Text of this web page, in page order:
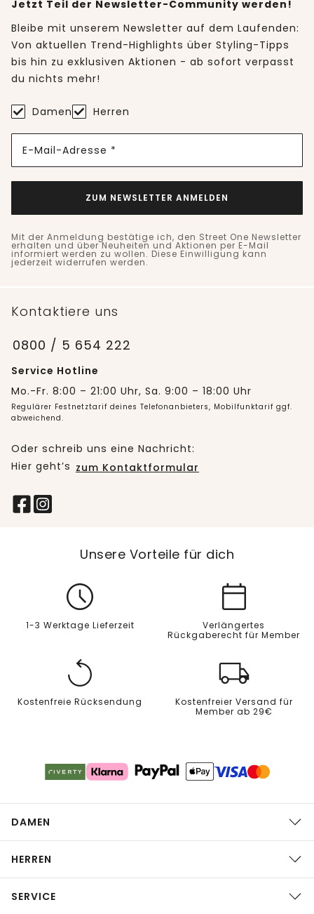
Jetzt Teil der Newsletter-Community werden!
Bleibe mit unserem Newsletter auf dem Laufenden:
Von aktuellen Trend-Highlights über Styling-Tipps
bis hin zu exklusiven Aktionen - ab sofort verpasst
du nichts mehr!
Damen Herren
E-Mail-Adresse *
ZUM NEWSLETTER ANMELDEN
Mit der Anmeldung bestätige ich, den Street One Newsletter
erhalten und über Neuheiten und Aktionen per E-Mail
informiert werden zu wollen. Diese Einwilligung kann
jederzeit widerrufen werden.
Kontaktiere uns
0800 / 5 654 222
Service Hotline
Mo.-Fr. 8:00 – 21:00 Uhr, Sa. 9:00 – 18:00 Uhr
Regulärer Festnetztarif deines Telefonanbieters, Mobilfunktarif ggf.
abweichend.
Oder schreib uns eine Nachricht:
Hier geht’s zum Kontaktformular
Unsere Vorteile für dich
1-3 Werktage Lieferzeit
Verlängertes
Rückgaberecht für Member
Kostenfreie Rücksendung
Kostenfreier Versand für
Member ab 29€
DAMEN
HERREN
SERVICE